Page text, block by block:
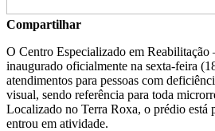
Compartilhar
O Centro Especializado em Reabilitação
inaugurado oficialmente na sexta-feira
atendimentos para pessoas com
visual, sendo referência para toda
Localizado no Terra Roxa, o prédio está
entrou em atividade.